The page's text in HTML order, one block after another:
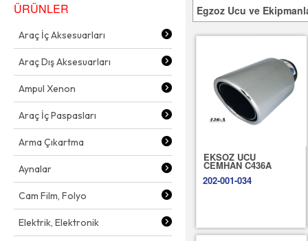
ÜRÜNLER
Araç İç Aksesuarları
Araç Dış Aksesuarları
Ampul Xenon
Araç İç Paspasları
Arma Çıkartma
Aynalar
Cam Film, Folyo
Elektrik, Elektronik
Egzoz Ucu ve
EKSOZ UCU
CEMHAN C436A
202-001-034